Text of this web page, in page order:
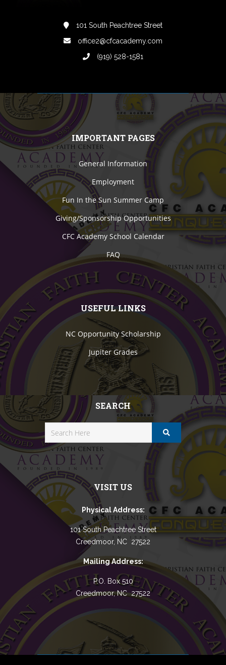
101 South Peachtree Street
office2@cfcacademy.com
(919) 528-1581
IMPORTANT PAGES
General Information
Employment
Fun In the Sun Summer Camp
Giving/Sponsorship Opportunities
CFC Academy School Calendar
FAQ
USEFUL LINKS
NC Opportunity Scholarship
Jupiter Grades
SEARCH
VISIT US
Physical Address:
101 South Peachtree Street
Creedmoor, NC 27522
Mailing Address:
P.O. Box 510
Creedmoor, NC 27522